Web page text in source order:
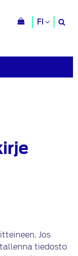
FI
Jos
tiedosto